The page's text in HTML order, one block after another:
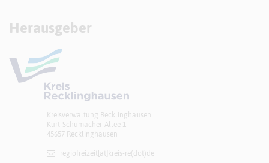
Herausgeber
Kreisverwaltung Recklinghausen
Kurt-Schumacher-Allee 1
45657 Recklinghausen
regiofreizeit[at]​kreis-re(dot)de